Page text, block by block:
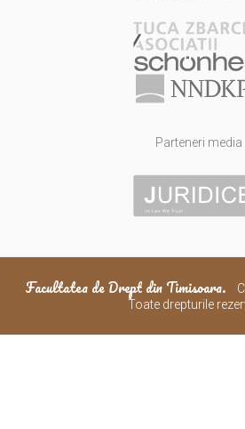
Parteneri media
Facultatea de Drept din Timisoara.
Toate drepturile